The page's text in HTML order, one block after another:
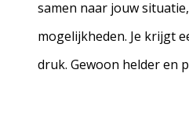
samen naar jouw
mogelijkheden. Je krijgt
druk. Gewoon helder en